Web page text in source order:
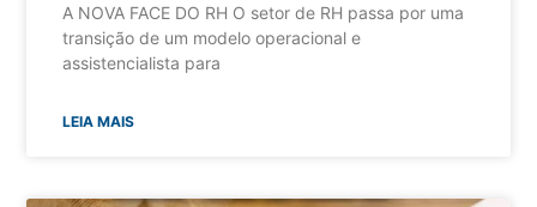
A NOVA FACE DO RH O setor de RH passa por uma
transição de um modelo operacional e
assistencialista para
LEIA MAIS